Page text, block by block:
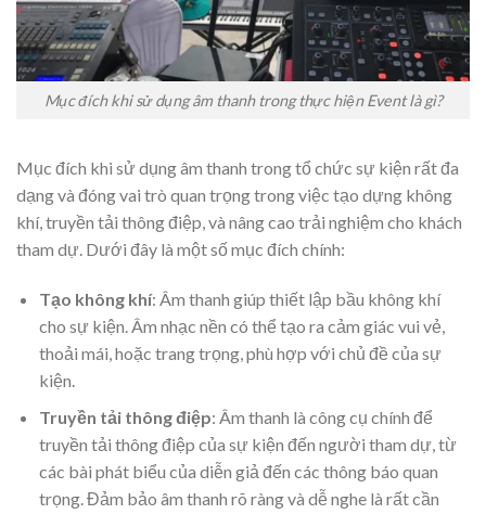
Mục đích khi sử dụng âm thanh trong thực hiện Event là gì?
Mục đích khi sử dụng âm thanh trong tổ chức sự kiện rất đa
dạng và đóng vai trò quan trọng trong việc tạo dựng không
khí, truyền tải thông điệp, và nâng cao trải nghiệm cho khách
tham dự. Dưới đây là một số mục đích chính:
Tạo không khí: Âm thanh giúp thiết lập bầu không khí
cho sự kiện. Âm nhạc nền có thể tạo ra cảm giác vui vẻ,
thoải mái, hoặc trang trọng, phù hợp với chủ đề của sự
kiện.
Truyền tải thông điệp: Âm thanh là công cụ chính để
truyền tải thông điệp của sự kiện đến người tham dự, từ
các bài phát biểu của diễn giả đến các thông báo quan
trọng. Đảm bảo âm thanh rõ ràng và dễ nghe là rất cần